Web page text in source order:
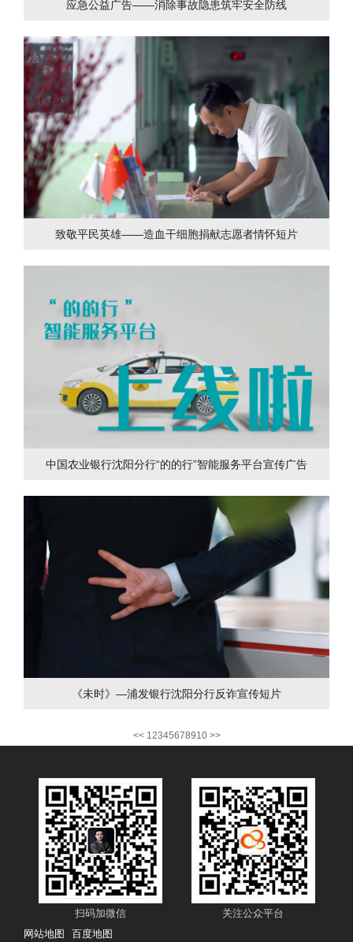
应急公益广告——消除事故隐患筑牢安全防线
致敬平民英雄——造血干细胞捐献志愿者情怀短片
中国农业银行沈阳分行“的的行”智能服务平台宣传广告
《未时》—浦发银行沈阳分行反诈宣传短片
<< 12345678910 >>
扫码加微信
关注公众平台
网站地图
百度地图